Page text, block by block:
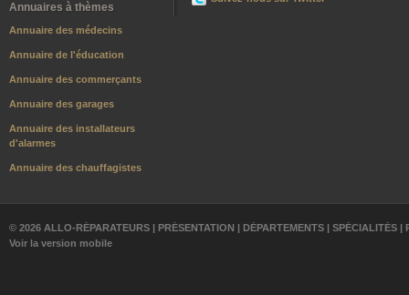
Annuaires à thèmes
Annuaire des médecins
Annuaire de l'éducation
Annuaire des commerçants
Annuaire des garages
Annuaire des installateurs
d'alarmes
Annuaire des chauffagistes
© 2026 ALLO-RÉPARATEURS | PRÉSENTATION | DÉPARTEMENTS | SPÉCIALITÉS |
Voir la version mobile